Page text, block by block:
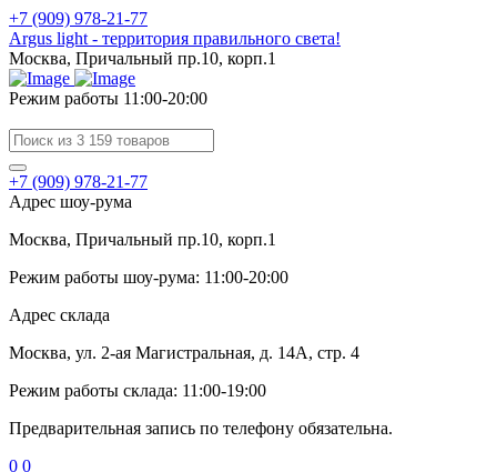
+7 (909) 978-21-77
Argus light - территория правильного света!
Москва, Причальный пр.10, корп.1
Режим работы 11:00-20:00
+7 (909) 978-21-77
Адрес шоу-рума
Москва, Причальный пр.10, корп.1
Режим работы шоу-рума: 11:00-20:00
Адрес склада
Москва, ул. 2-ая Магистральная, д. 14А, стр. 4
Режим работы склада: 11:00-19:00
Предварительная запись по телефону обязательна.
0 0